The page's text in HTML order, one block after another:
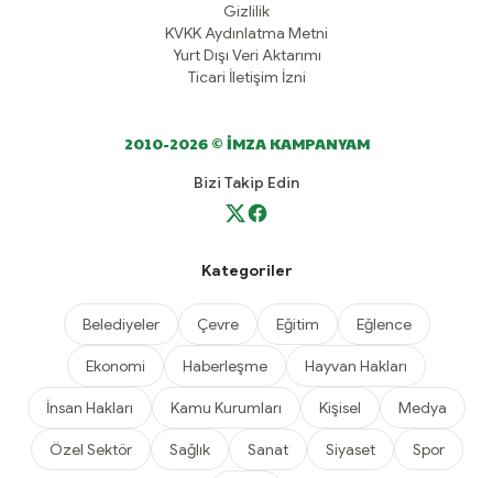
Gizlilik
KVKK Aydınlatma Metni
Yurt Dışı Veri Aktarımı
Ticari İletişim İzni
2010-2026 © İMZA KAMPANYAM
Bizi Takip Edin
Kategoriler
Belediyeler Çevre Eğitim Eğlence
Ekonomi Haberleşme Hayvan Hakları
İnsan Hakları Kamu Kurumları Kişisel Medya
Özel Sektör Sağlık Sanat Siyaset Spor